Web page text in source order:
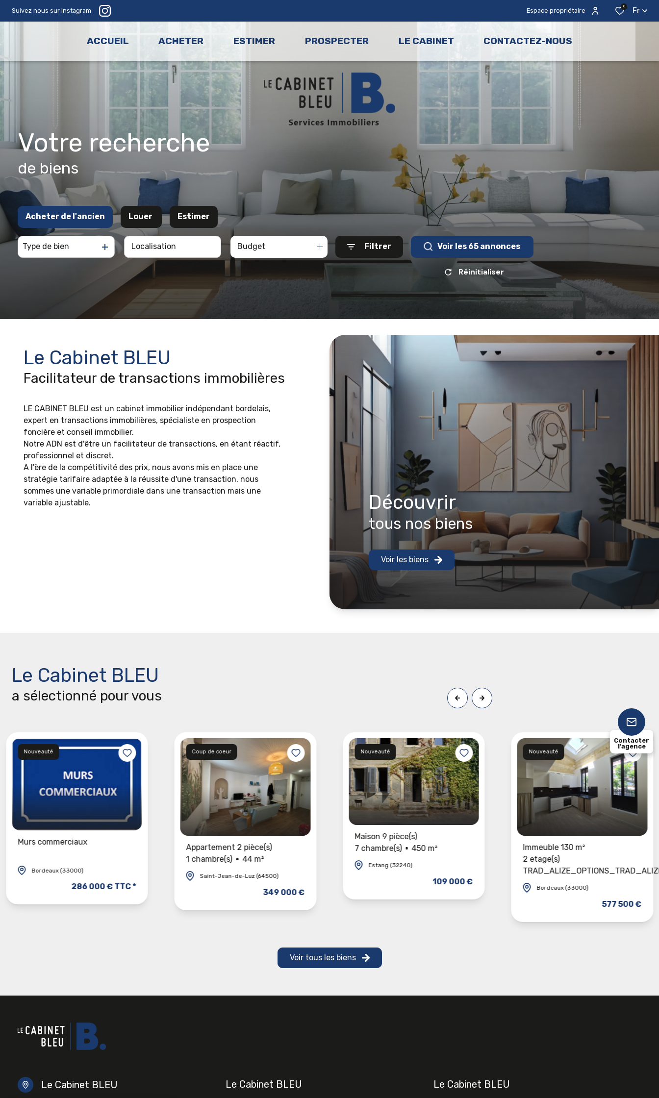
Suivez nous sur Instagram Espace propriétaire
0 Fr
ACCUEIL ACHETER ESTIMER PROSPECTER LE CABINET CONTACTEZ-NOUS
votre recherche
de biens
Acheter de l'ancien
De l'ancien
Louer
à l'année
De l'immo pro
Estimer
Type de bien Budget Filtrer Voir les 65annonces
Réinitialiser
découvrir
tous nos biens
Voir les biens
Le Cabinet BLEU
Facilitateur de transactions immobilières
LE CABINET BLEU est un cabinet immobilier indépendant bordelais,
expert en transactions immobilières, spécialiste en prospection
foncière et conseil immobilier.
Notre ADN est d'être un facilitateur de transactions, en étant réactif,
professionnel et discret.
A l'ère de la compétitivité des prix, nous avons mis en place une
stratégie tarifaire adaptée à la réussite d'une transaction, nous
sommes une variable primordiale dans une transaction mais une
variable ajustable.
Le Cabinet BLEU
a sélectionné pour vous
Nouveauté
Murs commerciaux
Bordeaux (33000)
286 000 € TTC *
Coup de coeur
Appartement 2 pièce(s)
1 chambre(s)
44 m²
Saint-Jean-de-Luz (64500)
349 000 €
Nouveauté
Maison 9 pièce(s)
7 chambre(s)
450 m²
Estang (32240)
109 000 €
Nouveauté
Immeuble 130 m²
2 etage(s)
Bordeaux (33000)
577 500 €
Voir tous les biens
Contacter
l'agence
Le Cabinet BLEU Le Cabinet BLEU Le Cabinet BLEU